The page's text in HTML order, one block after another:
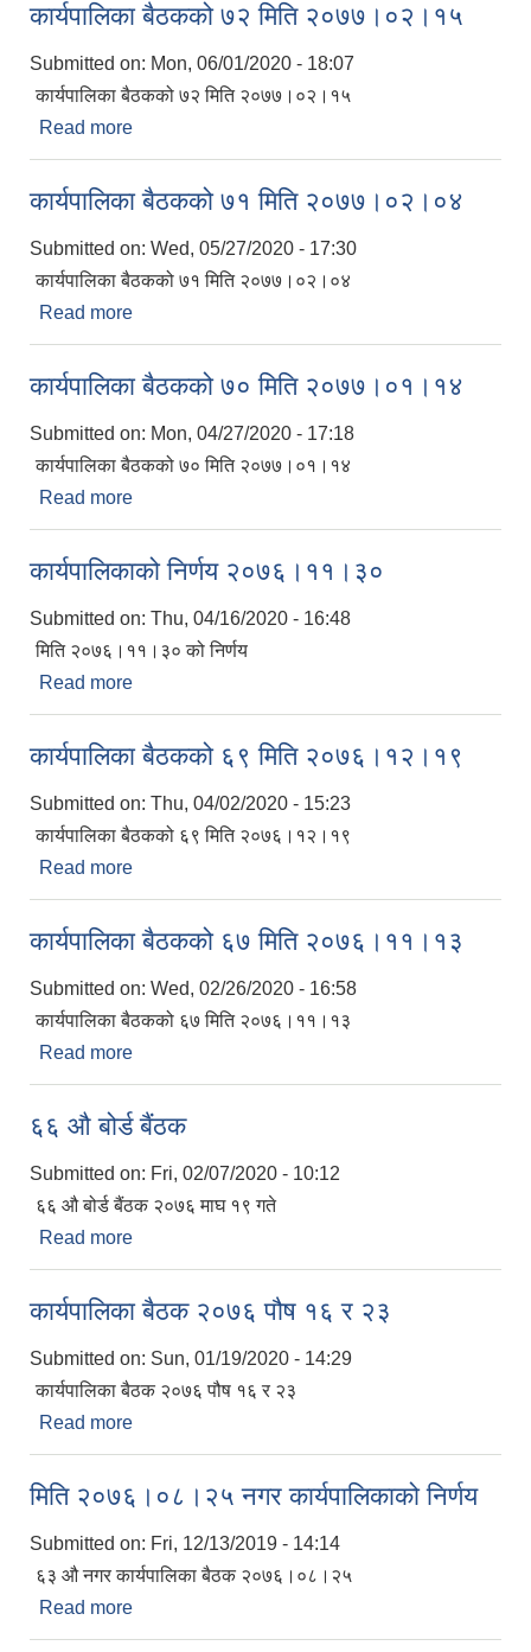
कार्यपालिका बैठकको ७२ मिति २०७७।०२।१५
Submitted on: Mon, 06/01/2020 - 18:07
कार्यपालिका बैठकको ७२ मिति २०७७।०२।१५
Read more
कार्यपालिका बैठकको ७१ मिति २०७७।०२।०४
Submitted on: Wed, 05/27/2020 - 17:30
कार्यपालिका बैठकको ७१ मिति २०७७।०२।०४
Read more
कार्यपालिका बैठकको ७० मिति २०७७।०१।१४
Submitted on: Mon, 04/27/2020 - 17:18
कार्यपालिका बैठकको ७० मिति २०७७।०१।१४
Read more
कार्यपालिकाको निर्णय २०७६।११।३०
Submitted on: Thu, 04/16/2020 - 16:48
मिति २०७६।११।३० को निर्णय
Read more
कार्यपालिका बैठकको ६९ मिति २०७६।१२।१९
Submitted on: Thu, 04/02/2020 - 15:23
कार्यपालिका बैठकको ६९ मिति २०७६।१२।१९
Read more
कार्यपालिका बैठकको ६७ मिति २०७६।११।१३
Submitted on: Wed, 02/26/2020 - 16:58
कार्यपालिका बैठकको ६७ मिति २०७६।११।१३
Read more
६६ औ बोर्ड बैंठक
Submitted on: Fri, 02/07/2020 - 10:12
६६ औ बोर्ड बैंठक २०७६ माघ १९ गते
Read more
कार्यपालिका बैठक २०७६ पौष १६ र २३
Submitted on: Sun, 01/19/2020 - 14:29
कार्यपालिका बैठक २०७६ पौष १६ र २३
Read more
मिति २०७६।०८।२५ नगर कार्यपालिकाको निर्णय
Submitted on: Fri, 12/13/2019 - 14:14
६३ औ नगर कार्यपालिका बैठक २०७६।०८।२५
Read more